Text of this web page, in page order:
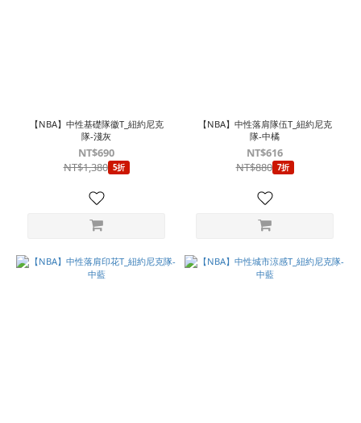
170
【NBA】中性基礎隊徽T_紐約尼克
隊-淺灰
NT$690
NT$1,380 5折
【NBA】中性落肩隊伍T_紐約尼克
隊-中橘
NT$616
NT$880 7折